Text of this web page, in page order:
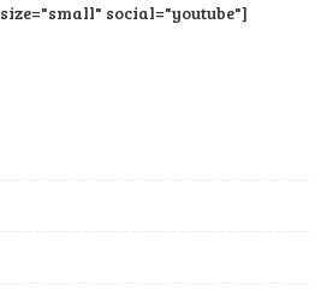
social="youtube"]